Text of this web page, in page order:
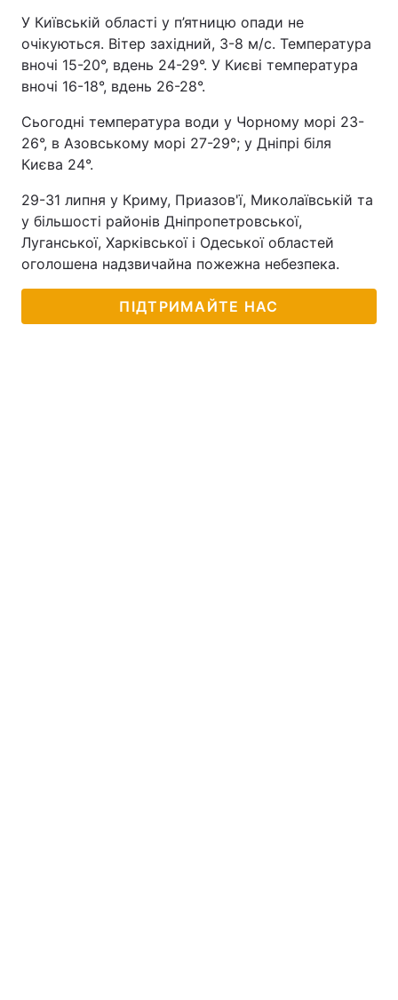
У Київській області у п’ятницю опади не
очікуються. Вітер західний, 3-8 м/с. Температура
вночі 15-20°, вдень 24-29°. У Києві температура
вночі 16-18°, вдень 26-28°.
Сьогодні температура води у Чорному морі 23-
26°, в Азовському морі 27-29°; у Дніпрі біля
Києва 24°.
29-31 липня у Криму, Приазов'ї, Миколаївській та
у більшості районів Дніпропетровської,
Луганської, Харківської і Одеської областей
оголошена надзвичайна пожежна небезпека.
ПІДТРИМАЙТЕ НАС